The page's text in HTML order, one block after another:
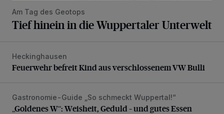
Am Tag des Geotops
Tief hinein in die Wuppertaler Unterwelt
Feuerwehr befreit Kind aus verschlossenem VW Bulli
Heckinghausen
Feuerwehr befreit Kind aus verschlossenem VW Bulli
„Goldenes W“: Weisheit, Geduld – und gutes Essen
Gastronomie-Guide „So schmeckt Wuppertal!“
„Goldenes W“: Weisheit, Geduld – und gutes Essen